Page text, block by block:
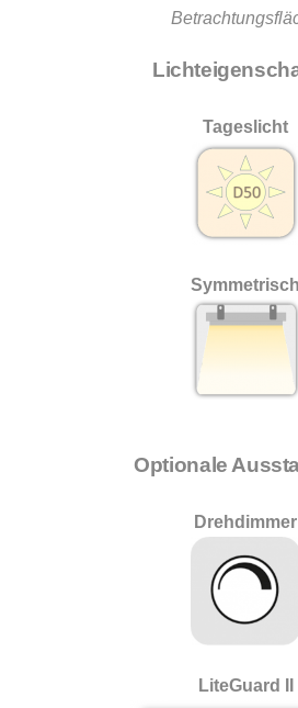
Tageslicht
Symmetrisch
Optionale
Drehdimmer
LiteGuard II